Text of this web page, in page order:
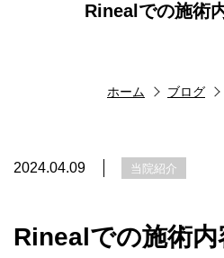
Rinealでの施術
ホーム ブログ
2024.04.09 当院紹介
Rinealでの施術内